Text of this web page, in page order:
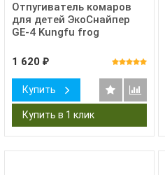
Отпугиватель комаров
для детей ЭкоСнайпер
GE-4 Kungfu frog
1 620 ₽
Купить